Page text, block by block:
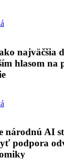
najväčšia
hlasom na
národnú AI
podpora